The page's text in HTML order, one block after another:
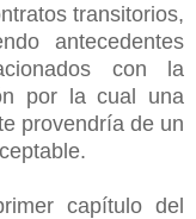
transitorios,
antecedentes
con la
por la cual una
provendría de un
capítulo del